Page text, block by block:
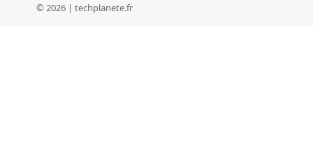
© 2026 | techplanete.fr